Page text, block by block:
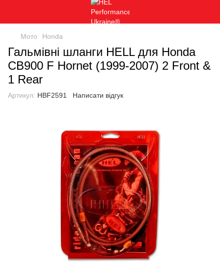
Мото Honda
Гальмівні шланги HELL для Honda
CB900 F Hornet (1999-2007) 2 Front &
1 Rear
Артикул: HBF2591 Написати відгук